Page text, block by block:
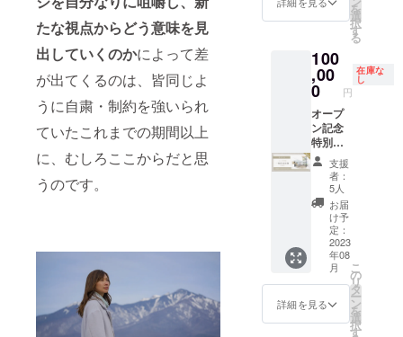
たな視点からどう意味を見
出していくのかによって差
が出てくるのは、皆同じよ
うに自粛・制約を強いられ
ていたこれまでの期間以上
に、むしろここからだと思
うのです。
のキャ
ンセル
対応し
ており
ませ
ん。 ※
本企画
の様子
を撮影
する可
能性が
ござい
ます。
撮影し
た内容
ヒュッ
ゲの森
のHPの
イメー
ジ／プ
ロモー
ワーク
解散
予定
※当日
の流れ
及び詳
しいご
利用に
ついて
のご案
内は
メール
にてお
送りし
ます。
※購入後
のチ
ケット
のキャ
ンセル
は原則
12:30
13:30
栄養と
ダイ
エット
のミニ
講座
14:30
リリー
ススト
レッチ
でリフ
レッ
シュ
15:30
手作り
低糖質
ツで
ティー
BOOKS
&COFF
https://
www.no
hohonb
ooks.jp/
※お届け
先住所
にお間
違いが
ないよ
うご確
認の
上、ご
購入お
願いい
たしま
す。 ※
お届け
より順
次お届
テム」
も開発
日時＞
開催日
時：
2023年
9月14日
（木）
〜15日
（金）
＊宿泊
費・
ディ
ナー込
イムス
ジュー
ル＞
12:30
集合
13:00
を行
う。 事
けコ
ミュニ
ティfor
you・起
業家を
支える
人向け
コミュ
ニティ
Swing
運営/感
性をみ
がいて
自分に
やさし
くなれ
る手帳
life
diary開
ロ
フィー
2018年
に税理
士事務
所を退
職し、
独立起
業。ビ
ジネス
拡大の
ため、
開業し
てから
法人化
を目指
す個人
事業主
や法人
の税理
士とし
は、そ
の日の1
泊権を
無料プ
レゼン
ト！）
＊2023
年10月
再開予
定の新
ナチュ
ラルブ
ラン
ディン
グサー
ビスも
期間中
は無料
で並行
利用い
ただけ
いま
す。あ
承くだ
さい。
▼お部
屋の紹
介 本リ
ターン
限定で
全部屋
9,500円
（税
込）に
てご利
用いた
だけま
す。 ※
9,800円
～
にてお
送りし
状況に
より、
ご希望
のお部
屋での
ご案内
が難し
い場合
がござ
いま
す。あ
らかじ
めご了
承くだ
さい。
▼お部
介 本リ
ターン
まれて
きたか
を見つ
く1泊2
日のリ
トリー
ト 。
「これ
は私の
役割
だ」
「これ
が私の
考え
だ」と
思って
いるも
トリー
トイベ
ントが
ヒュッ
ゲの森
で初開
催！
「わた
し」を
存分に
癒や
し、自
分の制
限を解
き放
ち、
「あり
のまま
根えい
淵沢駅
送迎付
き）
ヒュッ
ゲの森
が撮影
スタジ
オに！
自分の
魅力を
引き出
す ヘア
メイク
付き撮
影会合
ベント
内容＞
できた
を
選
択
す
る
100
,00
0 円
在庫な
し
オープ
ン記念
特別割
引！1棟
貸宿泊
権 (有効
期限：
2023年
12月31
日まで)
1泊2日
（最大9
名）
ヒュッ
ゲの森
支援
者：
5人
お届
け予
定：
2023
年08
月
詳細を見る
こ
の
リ
タ
ー
ン
を
選
択
す